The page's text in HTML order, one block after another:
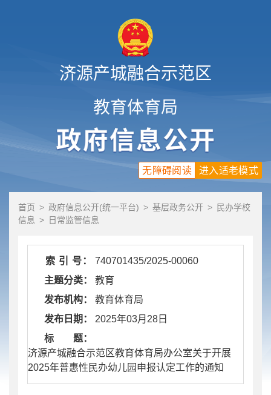
济源产城融合示范区
教育体育局
进入适老模式
无障碍阅读
首页 > 政府信息公开(统一平台) > 基层政务公开 > 民办学校
信息 > 日常监管信息
索 引 号：
740701435/2025-00060
主题分类：
教育
发布机构：
教育体育局
发布日期：
2025年03月28日
标 题：
​ 济源产城融合示范区教育体育局办公室关于开展
2025年普惠性民办幼儿园申报认定工作的通知